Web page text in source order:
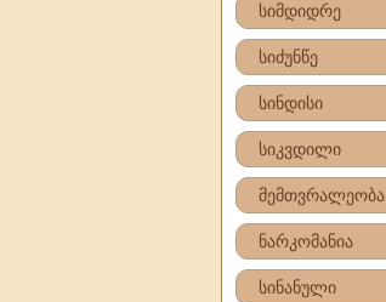
სიმდიდრე
სიძუნწე
სინდისი
სიკვდილი
მემთვრალეობა
ნარკომანია
სინანული